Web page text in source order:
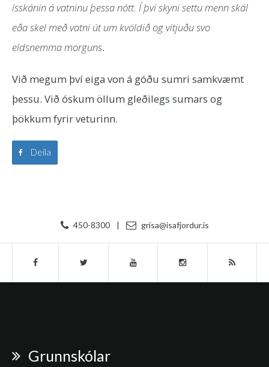
ísskánin á vatninu þessa nótt. Í því skyni settu menn skál
eða skel með vatni út um kvöldið og vitjuðu svo
eldsnemma morguns.
Við megum því eiga von á góðu sumri samkvæmt
þessu. Við óskum öllum gleðilegs sumars og
þökkum fyrir veturinn.
Deila
450-8300 | grisa@isafjordur.is
Grunnskólar